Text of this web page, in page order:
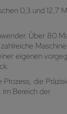
0,3 und 12,7
Über 80
eigenen
die
Bereich der